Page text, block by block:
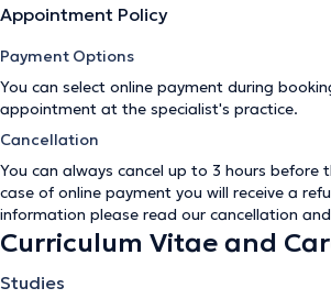
Appointment Policy
Payment Options
You can select online payment during
appointment at the specialist's practice.
Cancellation
You can always cancel up to 3 hours before
case of online payment you will receive a
information please read our cancellation
Curriculum Vitae and
Studies